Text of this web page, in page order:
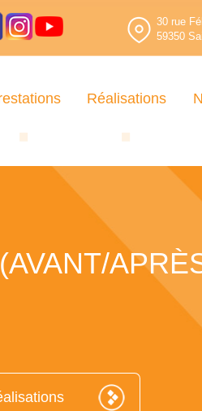
30 rue
59350
Réalisations